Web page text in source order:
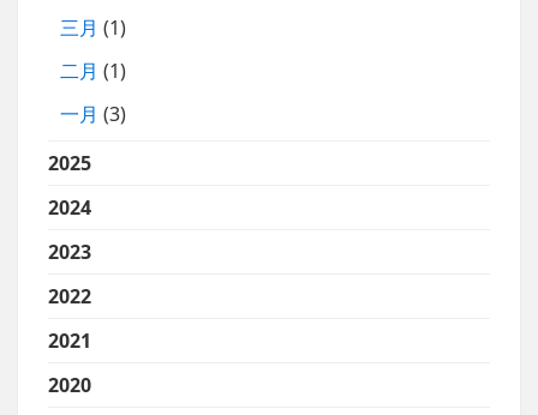
三月 (1)
二月 (1)
一月 (3)
2025
2024
2023
2022
2021
2020